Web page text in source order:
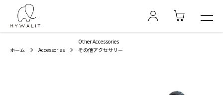
ホーム Accessories
Other Accessories
その他アクセサリー